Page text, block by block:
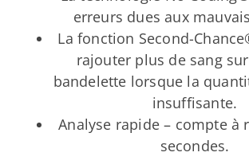
erreurs dues aux
La fonction Second-
rajouter plus de sang
bandelette lorsque la
insuffisante.
Analyse rapide – compte à
secondes.